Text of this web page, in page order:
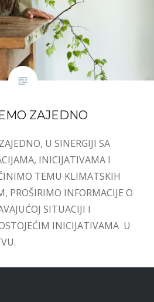
ZAJEDNO
U SINERGIJI SA
INICIJATIVAMA I
TEMU KLIMATSKIH
PROŠIRIMO INFORMACIJE O
SITUACIJI I
INICIJATIVAMA U